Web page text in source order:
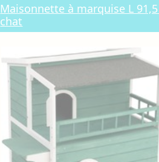
Maisonnette à marquise L
chat